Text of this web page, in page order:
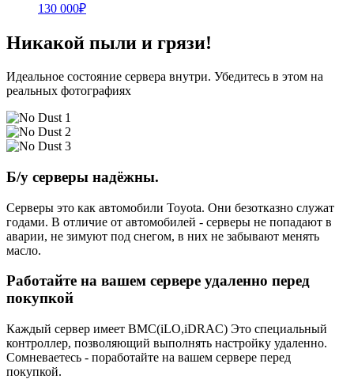
130 000₽
Никакой пыли и грязи!
Идеальное состояние сервера внутри. Убедитесь в этом на
реальных фотографиях
Б/у серверы надёжны.
Серверы это как автомобили Toyota. Они безотказно служат
годами. В отличие от автомобилей - серверы не попадают в
аварии, не зимуют под снегом, в них не забывают менять
масло.
Работайте на вашем сервере удаленно перед
покупкой
Каждый сервер имеет BMC(iLO,iDRAC) Это специальный
контроллер, позволяющий выполнять настройку удаленно.
Сомневаетесь - поработайте на вашем сервере перед
покупкой.